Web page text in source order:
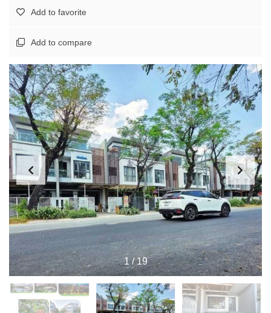
Add to favorite
Add to compare
1/19